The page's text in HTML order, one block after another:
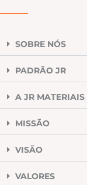
SOBRE NÓS
PADRÃO JR
A JR MATERIAIS
MISSÃO
VISÃO
VALORES